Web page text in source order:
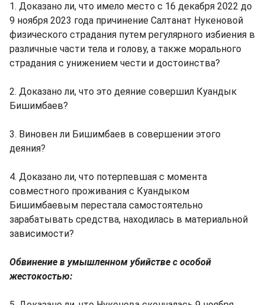
1. Доказано ли, что имело место с 16 декабря 2022 до
9 ноября 2023 года причинение Салтанат Нукеновой
физического страдания путем регулярного избиения в
различные части тела и голову, а также морального
страдания с унижением чести и достоинства?
2. Доказано ли, что это деяние совершил Куандык
Бишимбаев?
3. Виновен ли Бишимбаев в совершении этого
деяния?
4. Доказано ли, что потерпевшая с момента
совместного проживания с Куандыком
Бишимбаевым перестала самостоятельно
зарабатывать средства, находилась в материальной
зависимости?
Обвинение в умышленном убийстве с особой
жестокостью: